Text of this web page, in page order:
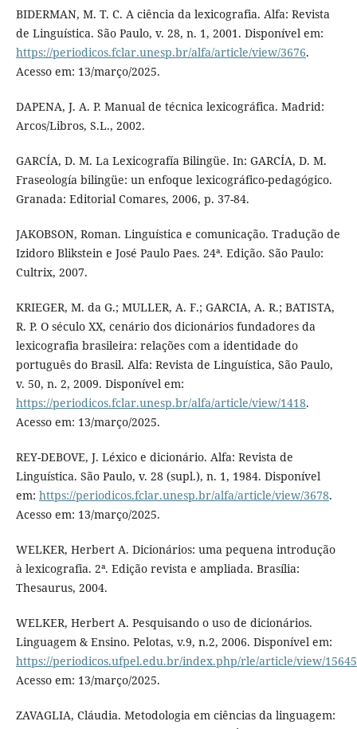
BIDERMAN, M. T. C. A ciência da lexicografia. Alfa: Revista
de Linguística. São Paulo, v. 28, n. 1, 2001. Disponível em:
https://periodicos.fclar.unesp.br/alfa/article/view/3676.
Acesso em: 13/março/2025.
DAPENA, J. A. P. Manual de técnica lexicográfica. Madrid:
Arcos/Libros, S.L., 2002.
GARCÍA, D. M. La Lexicografía Bilingüe. In: GARCÍA, D. M.
Fraseología bilingüe: un enfoque lexicográfico-pedagógico.
Granada: Editorial Comares, 2006, p. 37-84.
JAKOBSON, Roman. Linguística e comunicação. Tradução de
Izidoro Blikstein e José Paulo Paes. 24ª. Edição. São Paulo:
Cultrix, 2007.
KRIEGER, M. da G.; MULLER, A. F.; GARCIA, A. R.; BATISTA,
R. P. O século XX, cenário dos dicionários fundadores da
lexicografia brasileira: relações com a identidade do
português do Brasil. Alfa: Revista de Linguística, São Paulo,
v. 50, n. 2, 2009. Disponível em:
https://periodicos.fclar.unesp.br/alfa/article/view/1418.
Acesso em: 13/março/2025.
REY-DEBOVE, J. Léxico e dicionário. Alfa: Revista de
Linguística. São Paulo, v. 28 (supl.), n. 1, 1984. Disponível
em: https://periodicos.fclar.unesp.br/alfa/article/view/3678.
Acesso em: 13/março/2025.
WELKER, Herbert A. Dicionários: uma pequena introdução
à lexicografia. 2ª. Edição revista e ampliada. Brasília:
Thesaurus, 2004.
WELKER, Herbert A. Pesquisando o uso de dicionários.
Linguagem & Ensino. Pelotas, v.9, n.2, 2006. Disponível em:
https://periodicos.ufpel.edu.br/index.php/rle/article/view/15645
Acesso em: 13/março/2025.
ZAVAGLIA, Cláudia. Metodologia em ciências da linguagem: